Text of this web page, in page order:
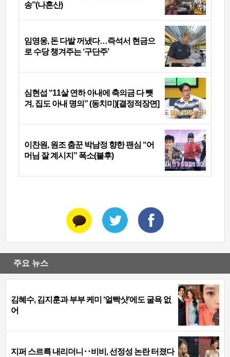
송”(나혼산)
임영웅, 돈 다발 꺼냈다…즉석서 현금으
로 수당 챙겨주는 ‘구단주’
심현섭 “11살 연하 아내에 축의금 다 뺏
겨, 집도 아내 명의” (동치미)[결정적장면]
이찬원, 원조 춤꾼 박남정 향한 팬심 “어
머님 잘 계시지” 폭소(불후)
주요 뉴스
김혜수, 김지훈과 부부 케미 ‘얼빡샷’에도 굴욕 없
어
지퍼 스르륵 내리더니‥비비, 선정성 논란 터졌다